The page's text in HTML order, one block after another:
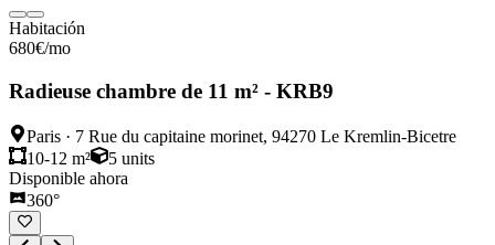
Habitación
680€/mo
Radieuse chambre de 11 m² - KRB9
Paris · 7 Rue du capitaine morinet, 94270 Le Kremlin-Bicetre
10-12 m²
5 units
Disponible ahora
360°